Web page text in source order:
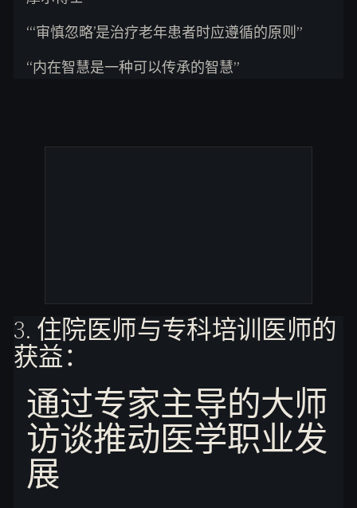
“‘审慎忽略’是治疗老年患者时应遵循的原则”
“内在智慧是一种可以传承的智慧”
3. 住院医师与专科培训医师的
获益：
通过专家主导的大师
访谈推动医学职业发
展